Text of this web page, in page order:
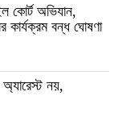
কোর্ট অভিযান,
কার্যক্রম বন্ধ ঘোষণা
অ্যারেস্ট নয়,